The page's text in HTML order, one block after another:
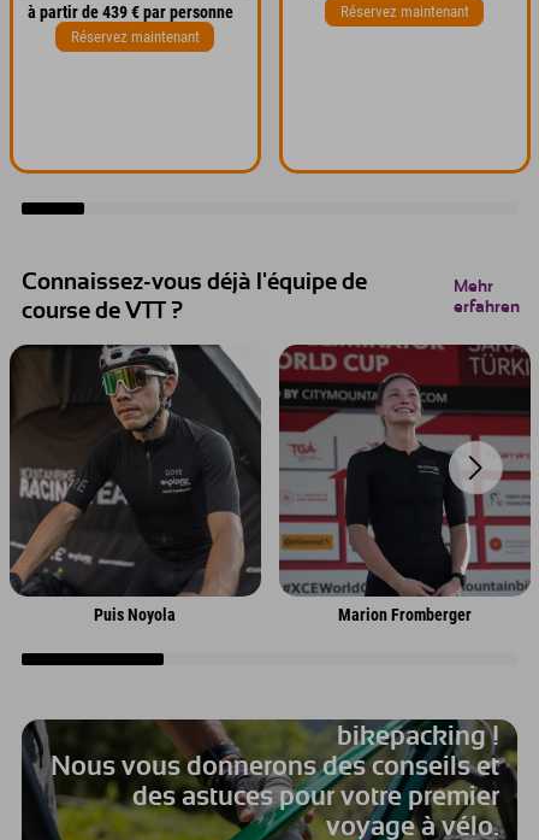
à partir de 439 € par personne
Réservez maintenant
Réservez maintenant
Connaissez-vous déjà l'équipe de
course de VTT ?
Mehr
erfahren
Puis Noyola Marion Fromberger
bikepacking !
Nous vous donnerons des conseils et
des astuces pour votre premier
voyage à vélo.